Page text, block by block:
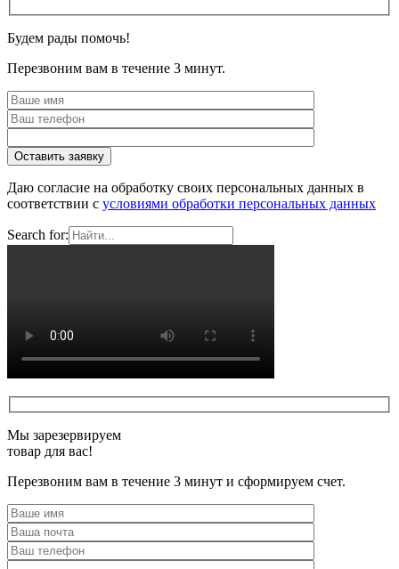
Будем рады помочь!
Перезвоним вам в течение 3 минут.
Даю согласие на обработку своих персональных данных в
соответствии с условиями обработки персональных данных
Search for:
Мы зарезервируем
товар для вас!
Перезвоним вам в течение 3 минут и сформируем счет.